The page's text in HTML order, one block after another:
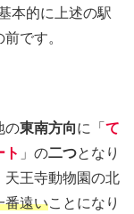
本的に上述の駅
です。
の東南方向に「 て
ト 」の二つとなり
天王寺動物園の北
番遠いことになり